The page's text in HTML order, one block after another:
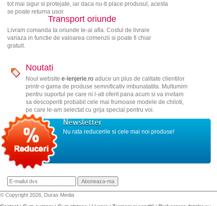
tot mai sigur si protejate, iar daca nu-ti place produsul, acesta
se poate returna usor.
Transport oriunde
Livram comanda ta oriunde te-ai afla. Costul de livrare
variaza in functie de valoarea comenzii si poate fi chiar
gratuit.
Noutati
Noul website e-lenjerie.roaduce un plus de calitate clientilor
printr-o gama de produse semnificativ imbunatatita. Multumim
pentru suportul pe care ni l-ati oferit pana acum si va invitam
sa descoperiti probabil cele mai frumoase modele de chiloti,
pe care le-am selectat cu grija special pentru voi.
Newsletter
Nu rata reducerile si cele mai noi produse!
© Copyright 2026, Duras Media